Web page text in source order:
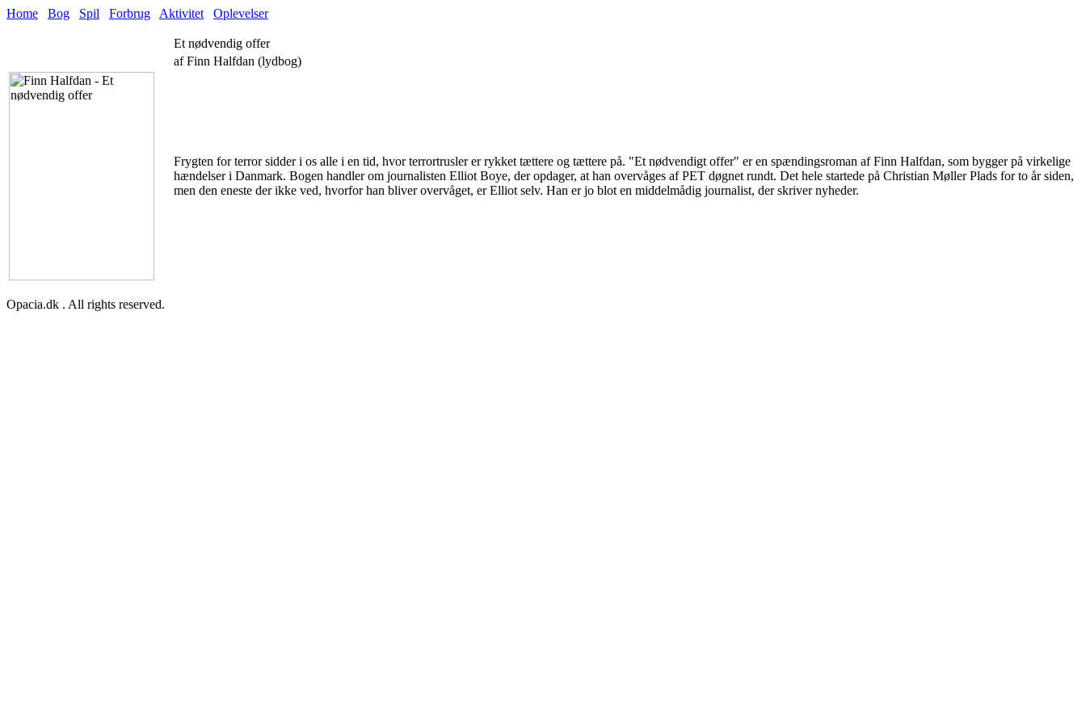
Home Bog Spil Forbrug Aktivitet Oplevelser
Et nødvendig offer
af Finn Halfdan (lydbog)
Frygten for terror sidder i os alle i en tid, hvor terrortrusler er rykket tættere og tættere på. "Et nødvendigt offer" er en spændingsroman af Finn Halfdan, som bygger på virkelige
hændelser i Danmark. Bogen handler om journalisten Elliot Boye, der opdager, at han overvåges af PET døgnet rundt. Det hele startede på Christian Møller Plads for to år siden,
men den eneste der ikke ved, hvorfor han bliver overvåget, er Elliot selv. Han er jo blot en middelmådig journalist, der skriver nyheder.
Opacia.dk . All rights reserved.